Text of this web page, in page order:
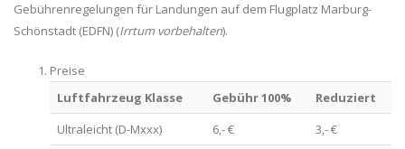
Gebührenregelungen für Landungen auf dem Flugplatz Marburg-
Schönstadt (EDFN) (Irrtum vorbehalten).
Preise
Luftfahrzeug Klasse
Gebühr 100%
Reduziert
Ultraleicht (D-Mxxx)
6,- €
3,- €